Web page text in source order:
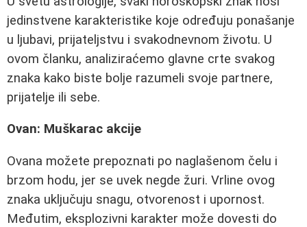
jedinstvene karakteristike koje određuju ponašanje
u ljubavi, prijateljstvu i svakodnevnom životu. U
ovom članku, analiziraćemo glavne crte svakog
znaka kako biste bolje razumeli svoje partnere,
prijatelje ili sebe.
Ovan: Muškarac akcije
Ovana možete prepoznati po naglašenom čelu i
brzom hodu, jer se uvek negde žuri. Vrline ovog
znaka uključuju snagu, otvorenost i upornost.
Međutim, eksplozivni karakter može dovesti do